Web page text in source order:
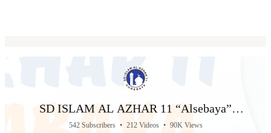
SD ISLAM AL AZHAR 11 “Alsebaya”
Surabaya
542 Subscribers • 212 Videos • 90K Views